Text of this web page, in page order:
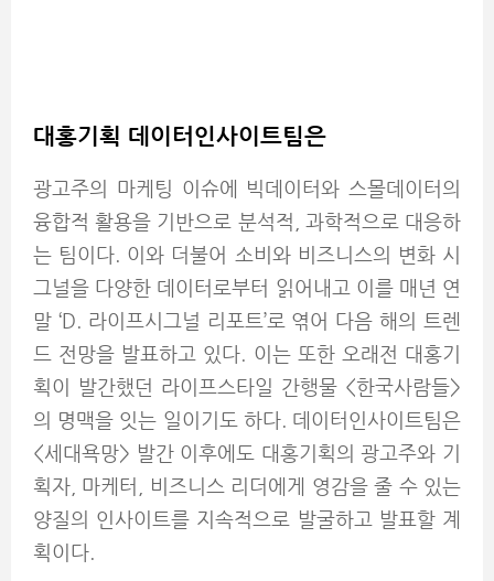
대홍기획 데이터인사이트팀은
광고주의 마케팅 이슈에 빅데이터와 스몰데이터의
융합적 활용을 기반으로 분석적, 과학적으로 대응하
는 팀이다. 이와 더불어 소비와 비즈니스의 변화 시
그널을 다양한 데이터로부터 읽어내고 이를 매년 연
말 ‘D. 라이프시그널 리포트’로 엮어 다음 해의 트렌
드 전망을 발표하고 있다. 이는 또한 오래전 대홍기
획이 발간했던 라이프스타일 간행물 <한국사람들>
의 명맥을 잇는 일이기도 하다. 데이터인사이트팀은
<세대욕망> 발간 이후에도 대홍기획의 광고주와 기
획자, 마케터, 비즈니스 리더에게 영감을 줄 수 있는
양질의 인사이트를 지속적으로 발굴하고 발표할 계
획이다.